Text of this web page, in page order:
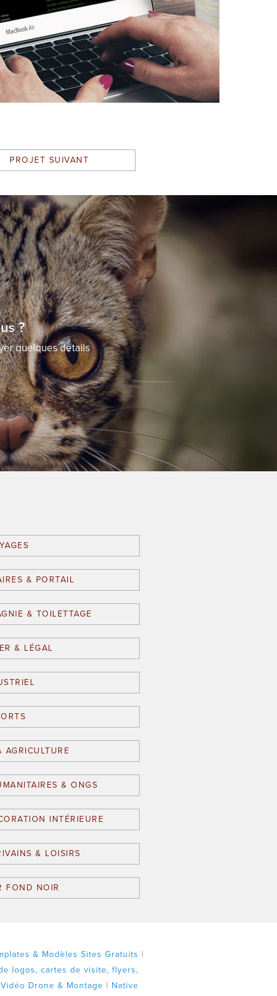
PROJET SUIVANT
?
quelques détails
& PORTAIL
& TOILETTAGE
& LÉGAL
AGRICULTURE
& ONGS
INTÉRIEURE
& LOISIRS
FOND NOIR
& Modèles Sites Gratuits |
logos, cartes de visite, flyers,
Vidéo Drone & Montage | Native